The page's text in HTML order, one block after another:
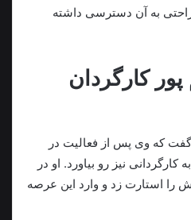
راحتی به آن دسترسی داشته
کارگردان
گفت که وی پس از فعالیت در
نیز رو بیاورد. او در
اش را استارت زد و وارد این عرصه